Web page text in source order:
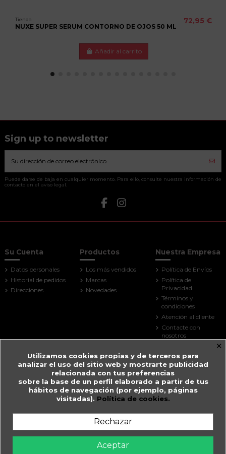
Tienda
NUXE SUPER SERUM CONTORNO DE OJOS 50 ML
72,95 €
Añadir al carrito
Sign up to newsletter
Puede darse de baja en cualquier momento. Para ello, consulte nuestra información de
contacto en el aviso legal.
Su Cuenta
Datos personales
Historial de pedidos
Direcciones
Productos
Los más vendidos
Marcas
Novedades
Nuestra Empresa
Política de Envíos
Política de
Privacidad
Términos y
condiciones
Atención al cliente
Contacte con
nosotros
Tiendas
Farmacia Guitart
Prat de la Creu, 59
Andorra
×
Utilizamos cookies propias y de terceros para
analizar el uso del sitio web y mostrarte publicidad
relacionada con tus preferencias
sobre la base de un perfil elaborado a partir de tus
hábitos de navegación (por ejemplo, páginas
visitadas). Política de cookies.
Rechazar
Aceptar